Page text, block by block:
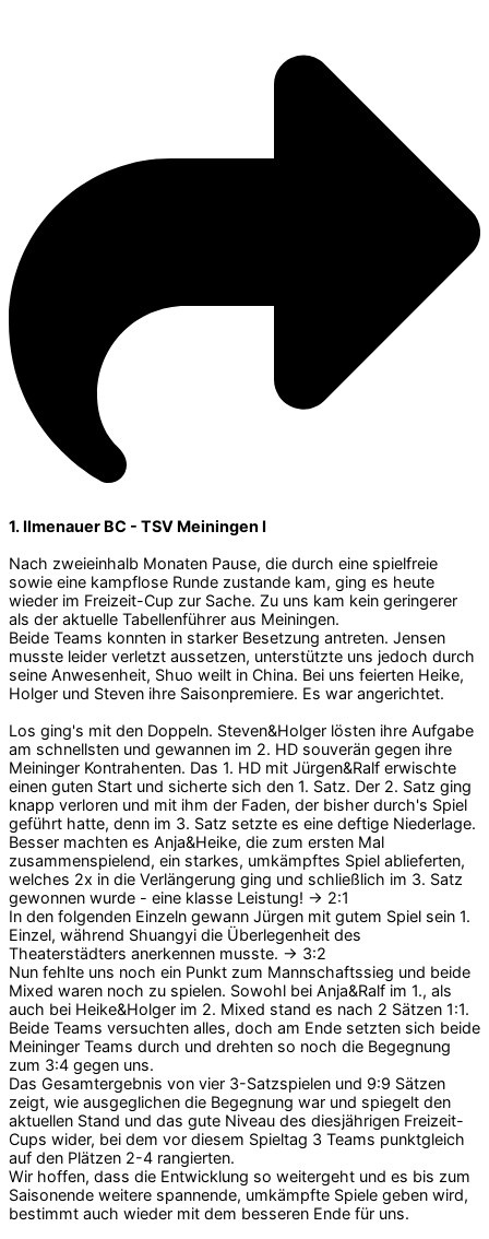
1. Ilmenauer BC - TSV Meiningen I
Nach zweieinhalb Monaten Pause, die durch eine spielfreie
sowie eine kampflose Runde zustande kam, ging es heute
wieder im Freizeit-Cup zur Sache. Zu uns kam kein geringerer
als der aktuelle Tabellenführer aus Meiningen.
Beide Teams konnten in starker Besetzung antreten. Jensen
musste leider verletzt aussetzen, unterstützte uns jedoch durch
seine Anwesenheit, Shuo weilt in China. Bei uns feierten Heike,
Holger und Steven ihre Saisonpremiere. Es war angerichtet.
Los ging's mit den Doppeln. Steven&Holger lösten ihre Aufgabe
am schnellsten und gewannen im 2. HD souverän gegen ihre
Meininger Kontrahenten. Das 1. HD mit Jürgen&Ralf erwischte
einen guten Start und sicherte sich den 1. Satz. Der 2. Satz ging
knapp verloren und mit ihm der Faden, der bisher durch's Spiel
geführt hatte, denn im 3. Satz setzte es eine deftige Niederlage.
Besser machten es Anja&Heike, die zum ersten Mal
zusammenspielend, ein starkes, umkämpftes Spiel ablieferten,
welches 2x in die Verlängerung ging und schließlich im 3. Satz
gewonnen wurde - eine klasse Leistung! -> 2:1
In den folgenden Einzeln gewann Jürgen mit gutem Spiel sein 1.
Einzel, während Shuangyi die Überlegenheit des
Theaterstädters anerkennen musste. -> 3:2
Nun fehlte uns noch ein Punkt zum Mannschaftssieg und beide
Mixed waren noch zu spielen. Sowohl bei Anja&Ralf im 1., als
auch bei Heike&Holger im 2. Mixed stand es nach 2 Sätzen 1:1.
Beide Teams versuchten alles, doch am Ende setzten sich beide
Meininger Teams durch und drehten so noch die Begegnung
zum 3:4 gegen uns.
Das Gesamtergebnis von vier 3-Satzspielen und 9:9 Sätzen
zeigt, wie ausgeglichen die Begegnung war und spiegelt den
aktuellen Stand und das gute Niveau des diesjährigen Freizeit-
Cups wider, bei dem vor diesem Spieltag 3 Teams punktgleich
auf den Plätzen 2-4 rangierten.
Wir hoffen, dass die Entwicklung so weitergeht und es bis zum
Saisonende weitere spannende, umkämpfte Spiele geben wird,
bestimmt auch wieder mit dem besseren Ende für uns.